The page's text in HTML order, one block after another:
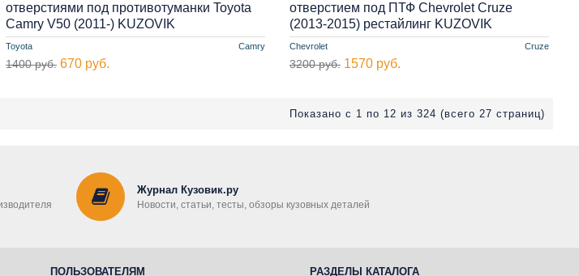
Toyota Camry
отверстиями под противотуманки Toyota
Camry V50 (2011-) KUZOVIK
1400 руб. 670 руб.
Chevrolet Cruze
отверстием под ПТФ Chevrolet Cruze
(2013-2015) рестайлинг KUZOVIK
3200 руб. 1570 руб.
Показано с 1 по 12 из 324 (всего 27 страниц)
Журнал Кузовик.ру
Новости, статьи, тесты, обзоры кузовных деталей
ПОЛЬЗОВАТЕЛЯМ РАЗДЕЛЫ КАТАЛОГА